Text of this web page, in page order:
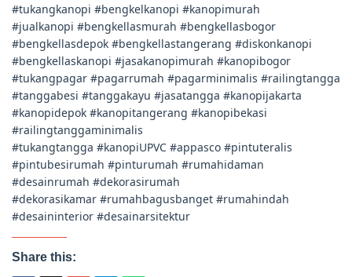
#tukangkanopi #bengkelkanopi #kanopimurah
#jualkanopi #bengkellasmurah #bengkellasbogor
#bengkellasdepok #bengkellastangerang #diskonkanopi
#bengkellaskanopi #jasakanopimurah #kanopibogor
#tukangpagar #pagarrumah #pagarminimalis #railingtangga
#tanggabesi #tanggakayu #jasatangga #kanopijakarta
#kanopidepok #kanopitangerang #kanopibekasi
#railingtanggaminimalis
#tukangtangga #kanopiUPVC #appasco #pintuteralis
#pintubesirumah #pinturumah #rumahidaman
#desainrumah #dekorasirumah
#dekorasikamar #rumahbagusbanget #rumahindah
#desaininterior #desainarsitektur
Share this: